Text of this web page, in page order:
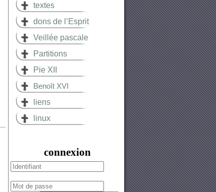
textes
dons de l’Esprit
Veillée pascale
Partitions
Pie XII
Benoît XVI
liens
linux
connexion